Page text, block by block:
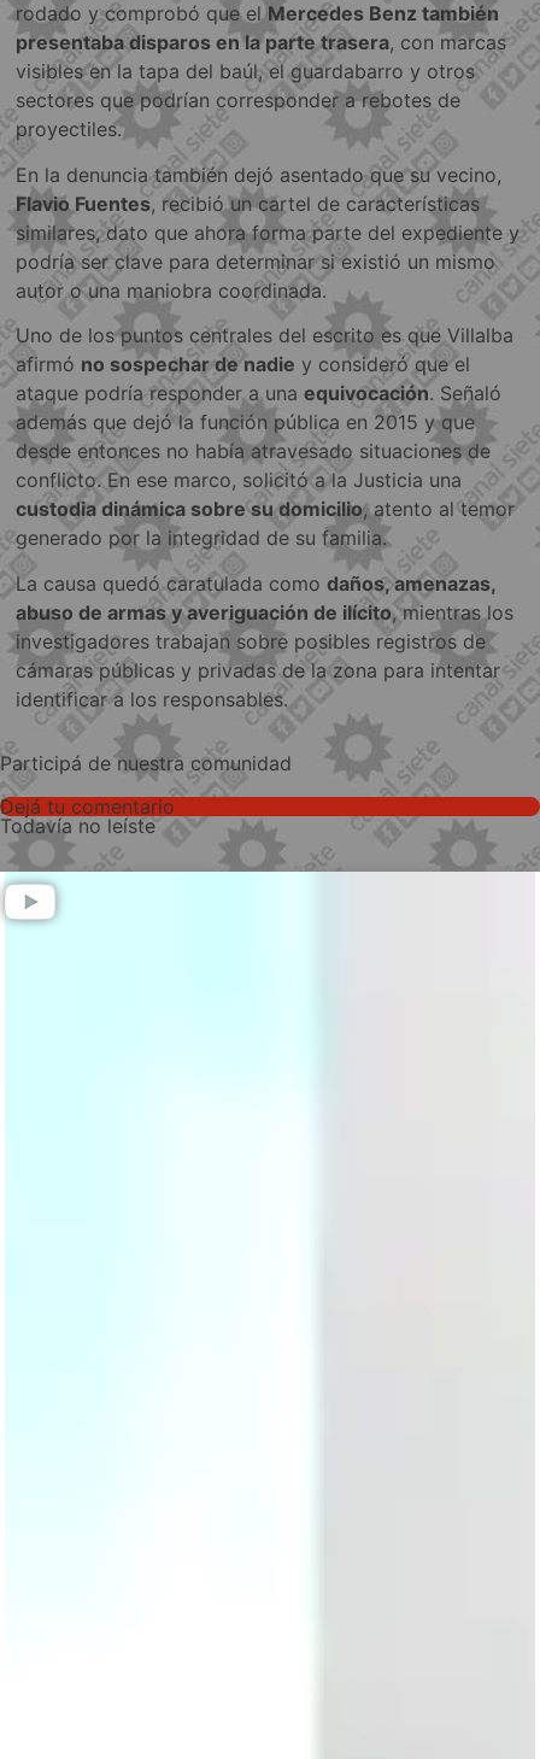
rodado y comprobó que elMercedes Benz también
presentaba disparos en la parte trasera, con marcas
visibles en la tapa del baúl, el guardabarro y otros
sectores que podrían corresponder a rebotes de
proyectiles.
En la denuncia también dejó asentado que su vecino,
Flavio Fuentes, recibió un cartel de características
similares, dato que ahora forma parte del expediente y
podría ser clave para determinar si existió un mismo
autor o una maniobra coordinada.
Uno de los puntos centrales del escrito es que Villalba
afirmó no sospechar de nadie y consideró que el
ataque podría responder a unaequivocación. Señaló
además que dejó la función pública en 2015 y que
desde entonces no había atravesado situaciones de
conflicto. En ese marco, solicitó a la Justicia una
custodia dinámica sobre su domicilio, atento al temor
generado por la integridad de su familia.
La causa quedó caratulada comodaños, amenazas,
abuso de armas y averiguación de ilícito, mientras los
investigadores trabajan sobre posibles registros de
cámaras públicas y privadas de la zona para intentar
identificar a los responsables.
Participá de nuestra comunidad
Dejá tu comentario
Todavía no leíste